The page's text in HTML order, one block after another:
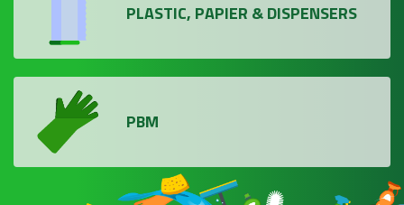
PLASTIC, PAPIER & DISPENSERS
PBM